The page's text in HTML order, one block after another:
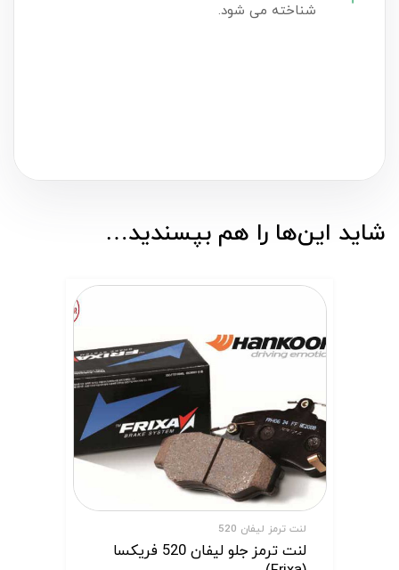
شناخته می شود.
شاید این‌ها را هم بپسندید…
لنت ترمز لیفان 520
لنت ترمز جلو لیفان 520 فریکسا